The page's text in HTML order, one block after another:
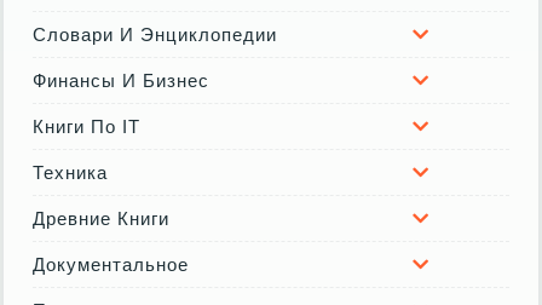
Словари И Энциклопедии
Финансы И Бизнес
Книги По IT
Техника
Древние Книги
Документальное